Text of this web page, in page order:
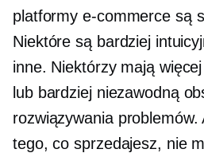
platformy e-commerce są
Niektóre są bardziej
inne. Niektórzy mają więcej
lub bardziej niezawodną
rozwiązywania problemów.
tego, co sprzedajesz, nie